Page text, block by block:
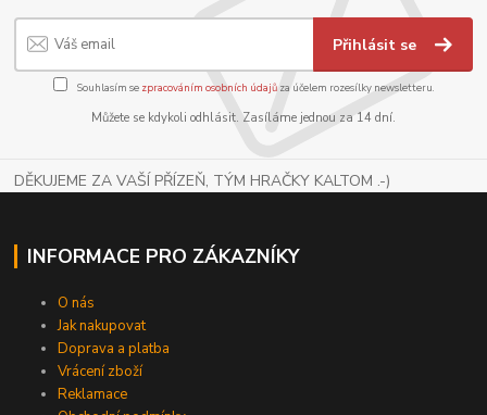
Přihlásit se
Souhlasím se zpracováním osobních údajůza účelem rozesílky newsletteru.
Můžete se kdykoli odhlásit. Zasíláme jednou za 14 dní.
DĚKUJEME ZA VAŠÍ PŘÍZEŇ, TÝM HRAČKY KALTOM .-)
INFORMACE PRO ZÁKAZNÍKY
O nás
Jak nakupovat
Doprava a platba
Vrácení zboží
Reklamace